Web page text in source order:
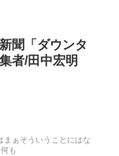
聞「ダウンタ
者/田中宏明
まぁそういうことにはな
も